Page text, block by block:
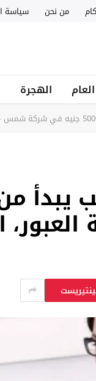
من نحن سياسة
الهجرة